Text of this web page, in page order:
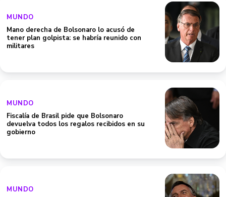
MUNDO
Mano derecha de Bolsonaro lo acusó de
tener plan golpista: se habría reunido con
militares
MUNDO
Fiscalía de Brasil pide que Bolsonaro
devuelva todos los regalos recibidos en su
gobierno
MUNDO